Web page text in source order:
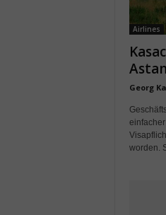
Airlines
Georg
worden.